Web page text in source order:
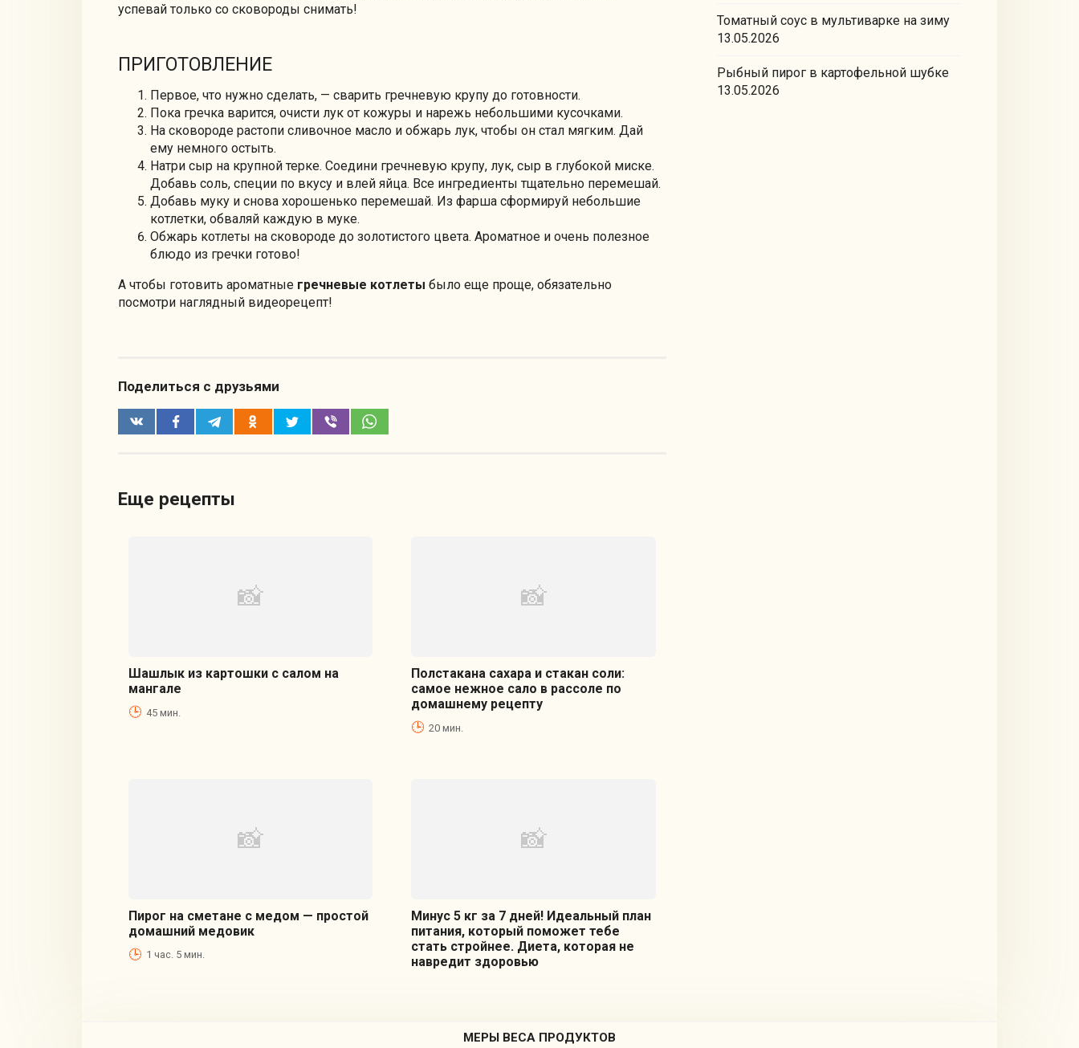
успевай только со сковороды снимать!
ПРИГОТОВЛЕНИЕ
Первое, что нужно сделать, — сварить гречневую крупу до готовности.
Пока гречка варится, очисти лук от кожуры и нарежь небольшими кусочками.
На сковороде растопи сливочное масло и обжарь лук, чтобы он стал мягким. Дай
ему немного остыть.
Натри сыр на крупной терке. Соедини гречневую крупу, лук, сыр в глубокой миске.
Добавь соль, специи по вкусу и влей яйца. Все ингредиенты тщательно перемешай.
Добавь муку и снова хорошенько перемешай. Из фарша сформируй небольшие
котлетки, обваляй каждую в муке.
Обжарь котлеты на сковороде до золотистого цвета. Ароматное и очень полезное
блюдо из гречки готово!
А чтобы готовить ароматные гречневые котлеты было еще проще, обязательно
посмотри наглядный видеорецепт!
Поделиться с друзьями
Еще рецепты
Шашлык из картошки с салом на
мангале
45 мин.
Полстакана сахара и стакан соли:
самое нежное сало в рассоле по
домашнему рецепту
20 мин.
Пирог на сметане с медом — простой
домашний медовик
1 час. 5 мин.
Минус 5 кг за 7 дней! Идеальный план
питания, который поможет тебе
стать стройнее. Диета, которая не
навредит здоровью
Томатный соус в мультиварке на зиму
13.05.2026
Рыбный пирог в картофельной шубке
13.05.2026
МЕРЫ ВЕСА ПРОДУКТОВ